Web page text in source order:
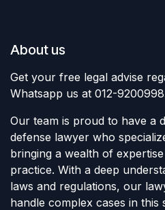
About us
Get your free legal advise
Whatsapp us at 012-
Our team is proud to have a
defense lawyer who
bringing a wealth of
practice. With a deep
laws and regulations, our
handle complex cases in this